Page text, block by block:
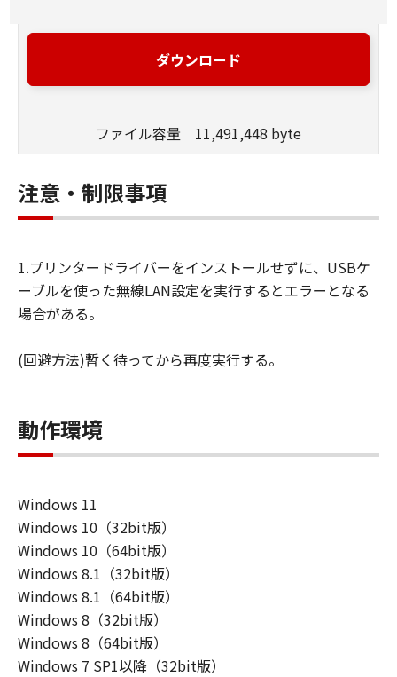
は、本ソフトウェアがユーザーの特定の目
的のために適当であること、もしくは有用
ていかなる保証もいたしません。
キヤノン、キヤノンマーケティングジャパ
ン株式会社およびキヤノンのライセンサー
は、本ソフトウェアの使用に付随または関
連して生ずる直接的または間接的な損失、
一切の責任を負いません。
ユーザーは、日本国政府または該当国の政
府より必要な許可等を得ることなしに、本
ソフトウェアの全部または一部を、直接ま
たは間接に輸出してはなりません。
ダウンロード
ファイル容量 11,491,448 byte
注意・制限事項
1.プリンタードライバーをインストールせずに、USBケ
ーブルを使った無線LAN設定を実行するとエラーとなる
場合がある。
(回避方法)暫く待ってから再度実行する。
動作環境
Windows 11
Windows 10（32bit版）
Windows 10（64bit版）
Windows 8.1（32bit版）
Windows 8.1（64bit版）
Windows 8（32bit版）
Windows 8（64bit版）
Windows 7 SP1以降（32bit版）